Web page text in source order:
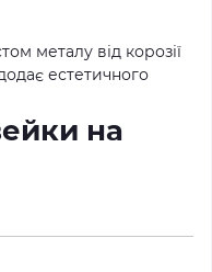
металу від корозії
естетичного